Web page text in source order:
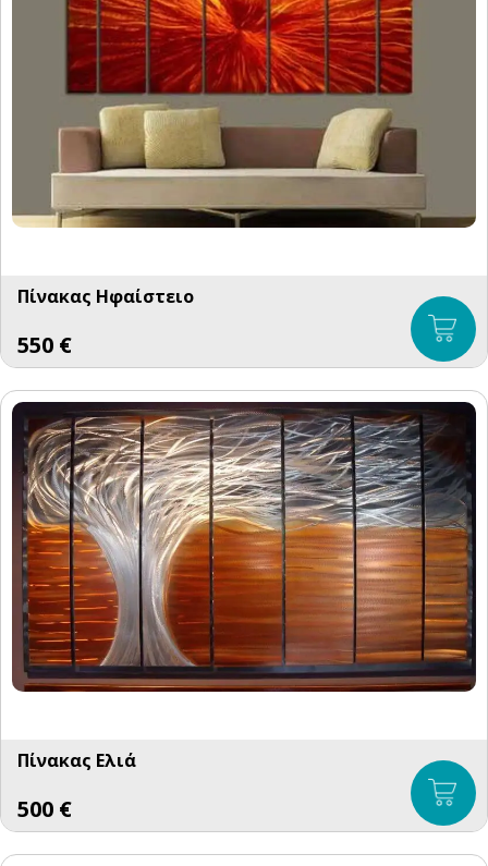
Πίνακας Ηφαίστειο
550 €
Πίνακας Ελιά
500 €